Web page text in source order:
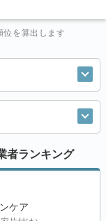
を算出します
者ランキング
ケア